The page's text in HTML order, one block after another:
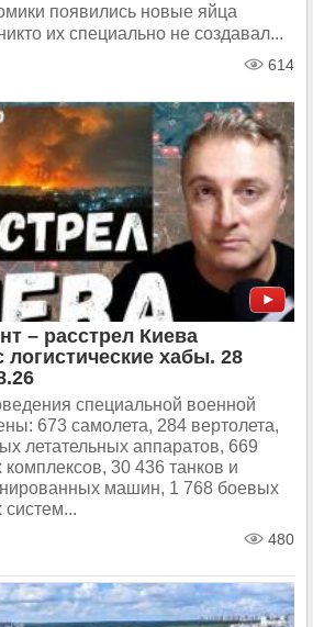
появились новые яйца
их специально не создавал...
614
– расстрел Киева
хабы. 28
специальной военной
673 самолета, 284 вертолета,
летательных аппаратов, 669
30 436 танков и
машин, 1 768 боевых
480